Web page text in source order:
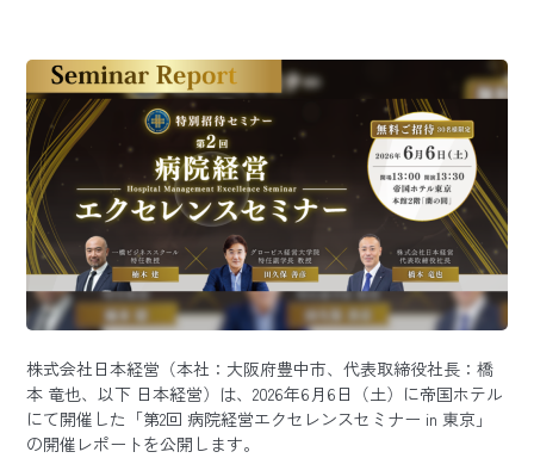
株式会社日本経営（本社：大阪府豊中市、代表取締役社長：橋
本 竜也、以下 日本経営）は、2026年6月6日（土）に帝国ホテル
にて開催した「第2回 病院経営エクセレンスセミナー in 東京」
の開催レポートを公開します。